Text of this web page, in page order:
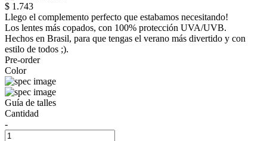
$ 1.743
Llego el complemento perfecto que estabamos necesitando!
Los lentes más copados, con 100% protección UVA/UVB.
Hechos en Brasil, para que tengas el verano más divertido y con
estilo de todos ;).
Pre-order
Color
Guía de talles
Cantidad
-